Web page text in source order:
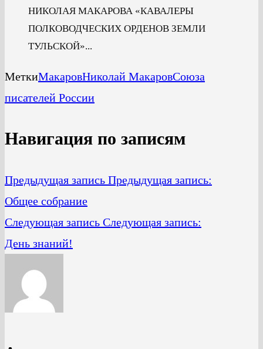
НИКОЛАЯ МАКАРОВА «КАВАЛЕРЫ
ПОЛКОВОДЧЕСКИХ ОРДЕНОВ ЗЕМЛИ
ТУЛЬСКОЙ»...
МеткиМакаровНиколай МакаровСоюза
писателей России
Навигация по записям
Предыдущая запись Предыдущая запись:
Общее собрание
Следующая запись Следующая запись:
День знаний!